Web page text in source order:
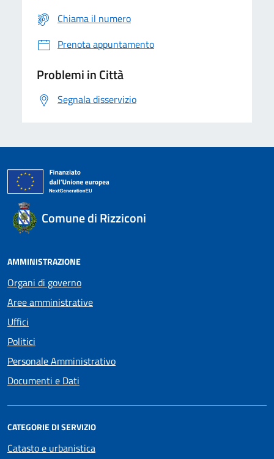
Chiama il numero
Prenota appuntamento
Problemi in Città
Segnala disservizio
Comune di Rizziconi
AMMINISTRAZIONE
Organi di governo
Aree amministrative
Uffici
Politici
Personale Amministrativo
Documenti e Dati
CATEGORIE DI SERVIZIO
Catasto e urbanistica